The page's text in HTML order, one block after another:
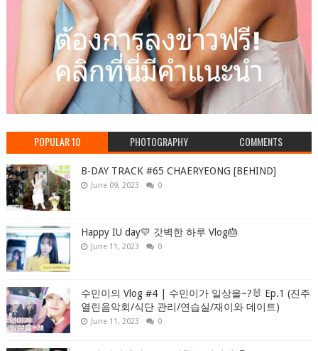
POPULAR 10 PHOTOGRAPHY COMMENTS
B-DAY TRACK #65 CHAERYEONG [BEHIND]
June 09, 2023 0
Happy IU day💛 갓벽한 하루 Vlog🎂
June 11, 2023 0
수민이의 Vlog #4 | 수민이가 일상을~?🐰 Ep.1 (진주
열린음악회/식단 관리/연습실/재이와 데이트)
June 11, 2023 0